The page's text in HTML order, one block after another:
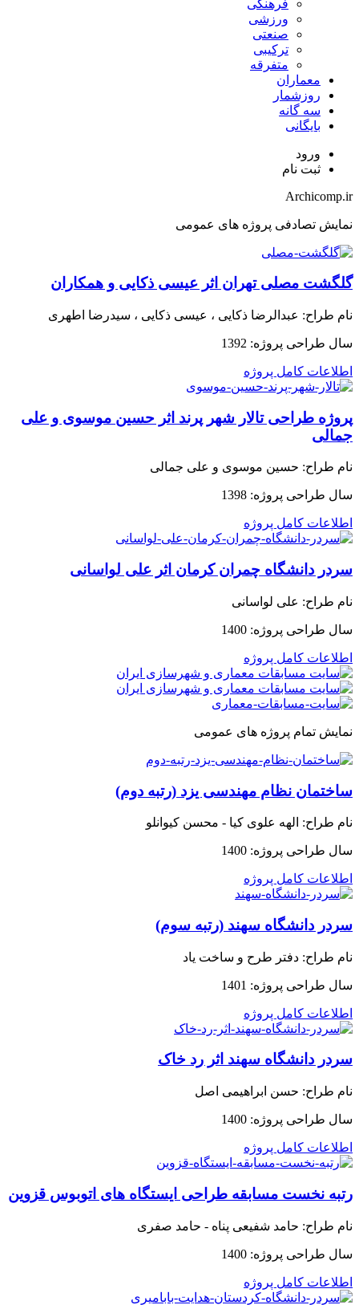
فرهنگی
ورزشی
صنعتی
ترکیبی
متفرقه
معماران
روزشمار
سه گانه
بایگانی
ورود
ثبت نام
Archicomp.ir
نمایش تصادفی پروژه های عمومی
گلگشت مصلی تهران اثر عیسی ذکایی و همکاران
نام طراح: عبدالرضا ذکایی ، عیسی ذکایی ، سیدرضا اطهری
سال طراحی پروژه: 1392
اطلاعات کامل پروژه
پروژه طراحی تالار شهر پرند اثر حسین موسوی و علی
جمالی
نام طراح: حسین موسوی و علی جمالی
سال طراحی پروژه: 1398
اطلاعات کامل پروژه
سردر دانشگاه چمران کرمان اثر علی لواسانی
نام طراح: علی لواسانی
سال طراحی پروژه: 1400
اطلاعات کامل پروژه
نمایش تمام پروژه های عمومی
ساختمان نظام مهندسی یزد (رتبه دوم)
نام طراح: الهه علوی کیا - محسن کیوانلو
سال طراحی پروژه: 1400
اطلاعات کامل پروژه
سردر دانشگاه سهند (رتبه سوم)
نام طراح: دفتر طرح و ساخت یاد
سال طراحی پروژه: 1401
اطلاعات کامل پروژه
سردر دانشگاه سهند اثر رد خاک
نام طراح: حسن ابراهیمی اصل
سال طراحی پروژه: 1400
اطلاعات کامل پروژه
رتبه نخست مسابقه طراحی ایستگاه های اتوبوس قزوین
نام طراح: حامد شفیعی پناه - حامد صفری
سال طراحی پروژه: 1400
اطلاعات کامل پروژه